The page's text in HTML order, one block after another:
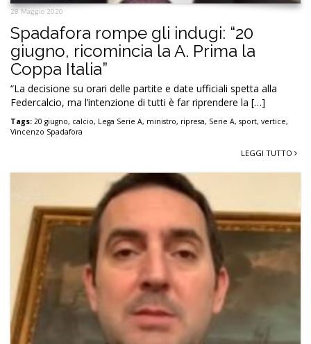
28 Maggio 2020
Spadafora rompe gli indugi: “20
giugno, ricomincia la A. Prima la
Coppa Italia”
“La decisione su orari delle partite e date ufficiali spetta alla
Federcalcio, ma l’intenzione di tutti è far riprendere la […]
Tags: 20 giugno, calcio, Lega Serie A, ministro, ripresa, Serie A, sport, vertice,
Vincenzo Spadafora
LEGGI TUTTO